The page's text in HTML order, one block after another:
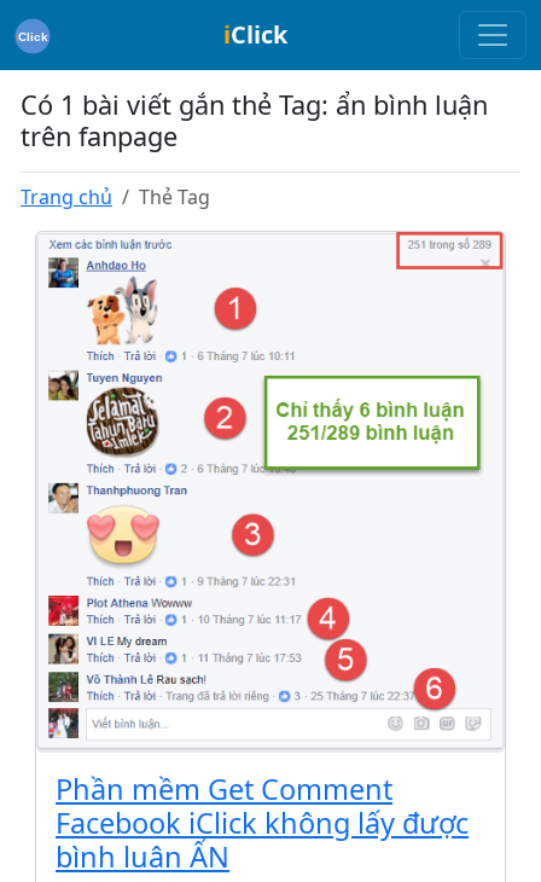
iClick
Có 1 bài viết gắn thẻ Tag: ẩn bình luận
trên fanpage
Trang chủ Thẻ Tag
Phần mềm Get Comment
Facebook iClick không lấy được
bình luân ẨN